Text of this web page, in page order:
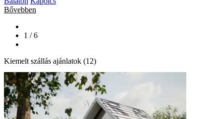
Bővebben
1 / 6
Kiemelt szállás ajánlatok (12)